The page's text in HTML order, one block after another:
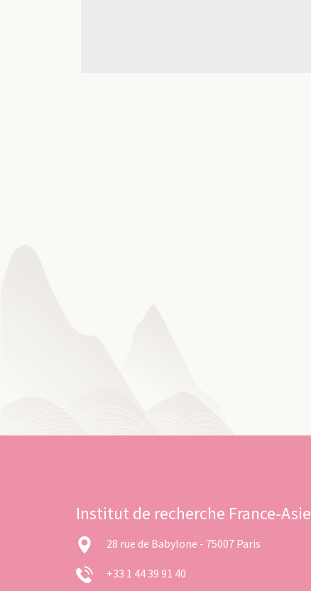
Institut de recherche France-Asie
28 rue de Babylone - 75007 Paris
+33 1 44 39 91 40